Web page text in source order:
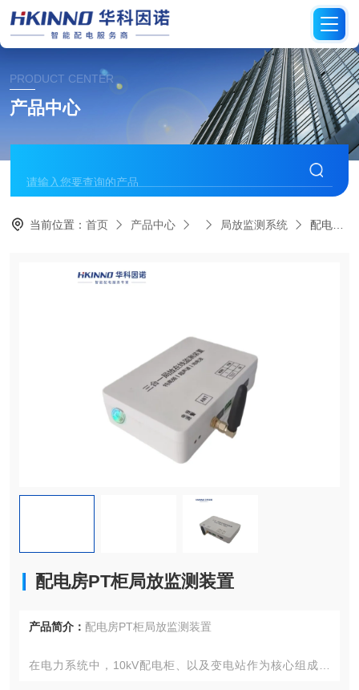
PRODUCT CENTER
产品中心
当前位置：首页 产品中心 局放监测系统 配电房PT柜局放监测装置
配电房PT柜局放监测装置
产品简介： 配电房PT柜局放监测装置
在电力系统中，10kV配电柜、以及变电站作为核心组成部